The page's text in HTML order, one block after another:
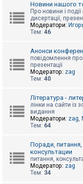
т
П
м
о
г
Новини нашого
Про новини і
дисертації,
Модератори:
Тем: 46
Анонси
повідомлення про
презентації
Модератор: zag
Тем: 40
Література -
лінки на сайти із
видання
Модератори: zag,
Тем: 64
Поради,
консультации
питання,
Модератор: zag
Тем: 34